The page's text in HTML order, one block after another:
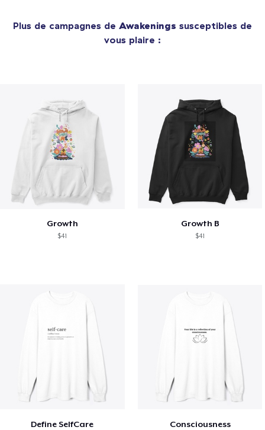
Plus de campagnes de Awakenings susceptibles de
vous plaire :
Growth
$41
Growth B
$41
Define SelfCare Consciousness